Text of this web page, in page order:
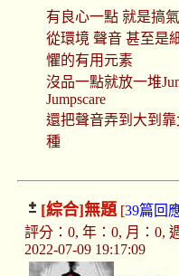
有良心一點 就是搞
從環境 聲音 甚至是
懼的有用元素
沒品一點就放一堆
Jumpscare
還把聲音弄到大到
種
[綜合]無題[39篇回
評分：0, 年：0, 月：0,
2022-07-09 19:17:09